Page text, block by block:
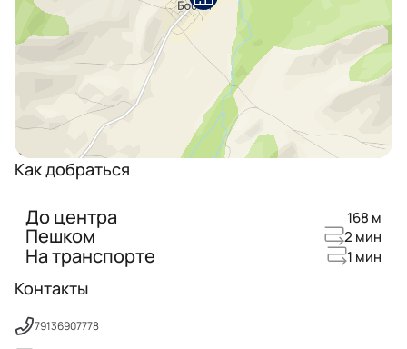
Как добраться
До центра 168 м
Пешком 2 мин
На транспорте 1 мин
Контакты
79136907778